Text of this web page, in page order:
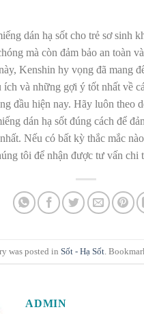
dán hạ sốt cho trẻ sơ sinh
mà còn đảm bảo an toàn
Kenshin hy vọng đã mang
và những gợi ý tốt nhất về
đầu hiện nay. Hãy luôn theo
dán hạ sốt đúng cách để
Nếu có bất kỳ thắc mắc
tôi để nhận được tư vấn chi
was posted in Sốt - Hạ Sốt .
ADMIN